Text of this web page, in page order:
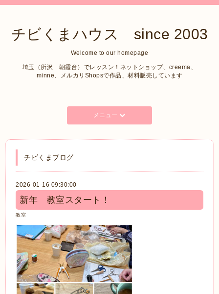
チビくまハウス since 2003
Welcome to our homepage
埼玉（所沢 朝霞台）でレッスン！ネットショップ、creema、
minne、メルカリShopsで作品、材料販売しています
メニュー
チビくまブログ
2026-01-16 09:30:00
新年 教室スタート！
教室